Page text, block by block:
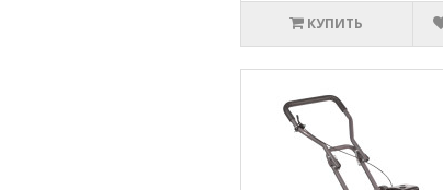
КУПИТЬ